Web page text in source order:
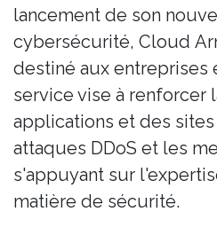
lancement de son
cybersécurité, Cloud
destiné aux entreprises
service vise à renforcer
applications et des
attaques DDoS et les
s'appuyant sur
matière de sécurité.